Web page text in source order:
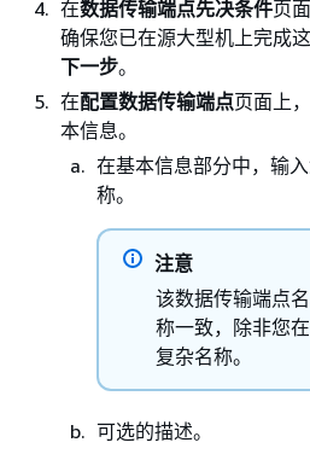
在数据传输端点先决条件页
确保您已在源大型机上完成
下一步。
在配置数据传输端点页面上
本信息。
在基本信息部分中，输
称。
注意
该数据传输端点
称一致，除非您
复杂名称。
可选的描述。